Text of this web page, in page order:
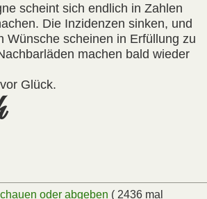
scheint sich endlich in Zahlen
Die Inzidenzen sinken, und
Wünsche scheinen in Erfüllung zu
machen bald wieder
Glück.
oder abgeben ( 2436 mal